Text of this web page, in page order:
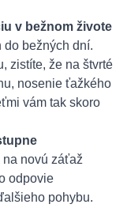
v bežnom živote
do bežných dní.
zistíte, že na štvrté
nosenie ťažkého
vám tak skoro
na novú záťaž
odpovie
pohybu.